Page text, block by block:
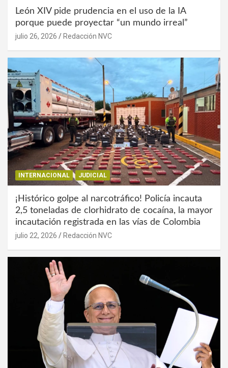
León XIV pide prudencia en el uso de la IA
porque puede proyectar “un mundo irreal”
julio 26, 2026 Redacción NVC
INTERNACIONAL JUDICIAL
¡Histórico golpe al narcotráfico! Policía incauta
2,5 toneladas de clorhidrato de cocaína, la mayor
incautación registrada en las vías de Colombia
julio 22, 2026 Redacción NVC